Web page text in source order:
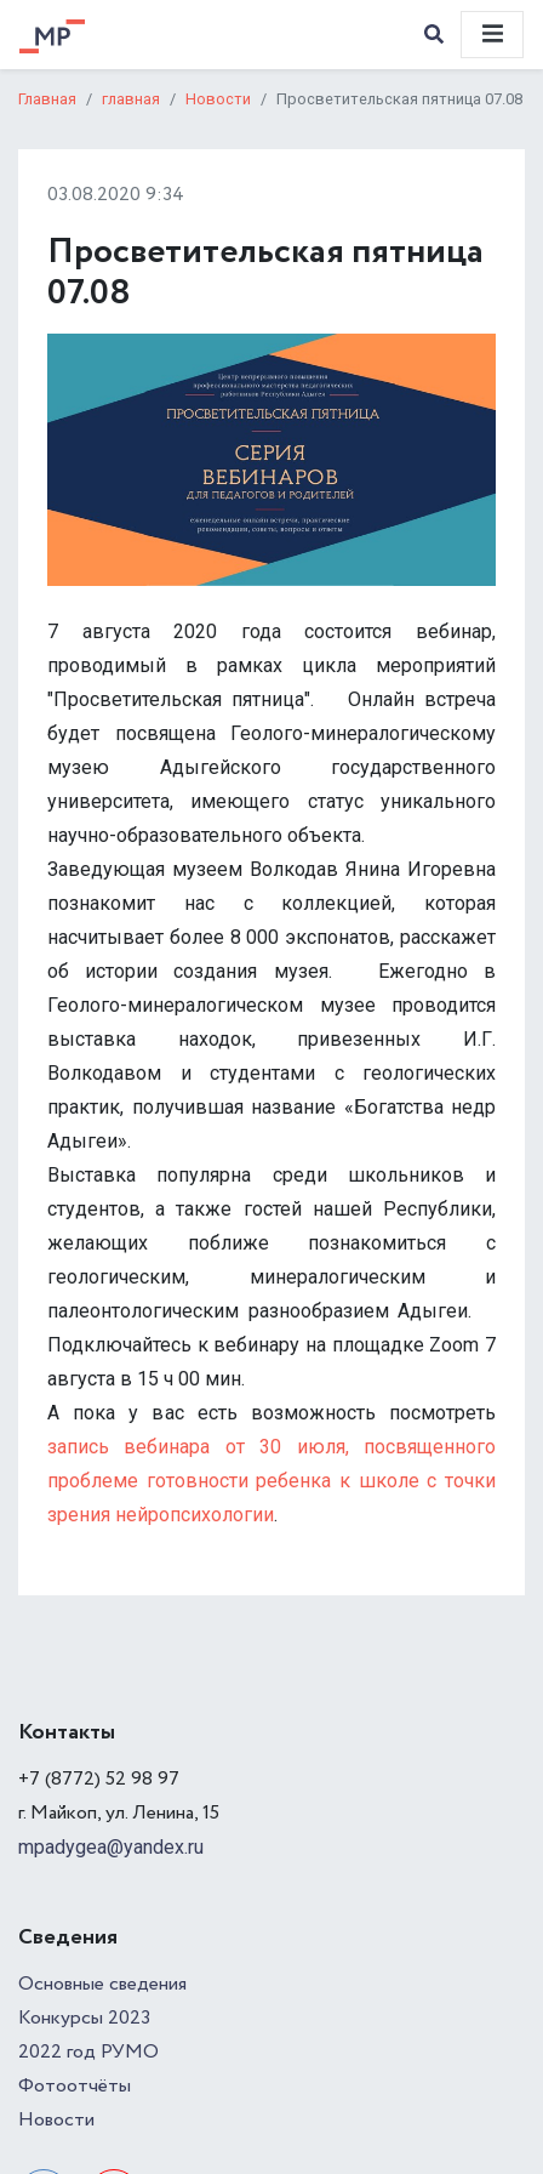
Главная главная Новости Просветительская пятница 07.08
03.08.2020 9:34
Просветительская пятница
07.08
7 августа 2020 года состоится вебинар,
проводимый в рамках цикла мероприятий
"Просветительская пятница". ⠀ Онлайн встреча
будет посвящена Геолого-минералогическому
музею Адыгейского государственного
университета, имеющего статус уникального
научно-образовательного объекта. ⠀
Заведующая музеем Волкодав Янина Игоревна
познакомит нас с коллекцией, которая
насчитывает более 8 000 экспонатов, расскажет
об истории создания музея. ⠀ Ежегодно в
Геолого-минералогическом музее проводится
выставка находок, привезенных И.Г.
Волкодавом и студентами с геологических
практик, получившая название «Богатства недр
Адыгеи». ⠀
Выставка популярна среди школьников и
студентов, а также гостей нашей Республики,
желающих поближе познакомиться с
геологическим, минералогическим и
палеонтологическим разнообразием Адыгеи. ⠀
Подключайтесь к вебинару на площадке Zoom 7
августа в 15 ч 00 мин. ⠀
А пока у вас есть возможность посмотреть
запись вебинара от 30 июля, посвященного
проблеме готовности ребенка к школе с точки
зрения нейропсихологии.
Контакты
+7 (8772) 52 98 97
г. Майкоп, ул. Ленина, 15
mpadygea@yandex.ru
Сведения
Основные сведения
Конкурсы 2023
2022 год РУМО
Фотоотчёты
Новости